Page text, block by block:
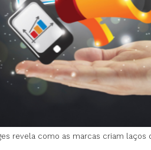
revela como as marcas criam laços